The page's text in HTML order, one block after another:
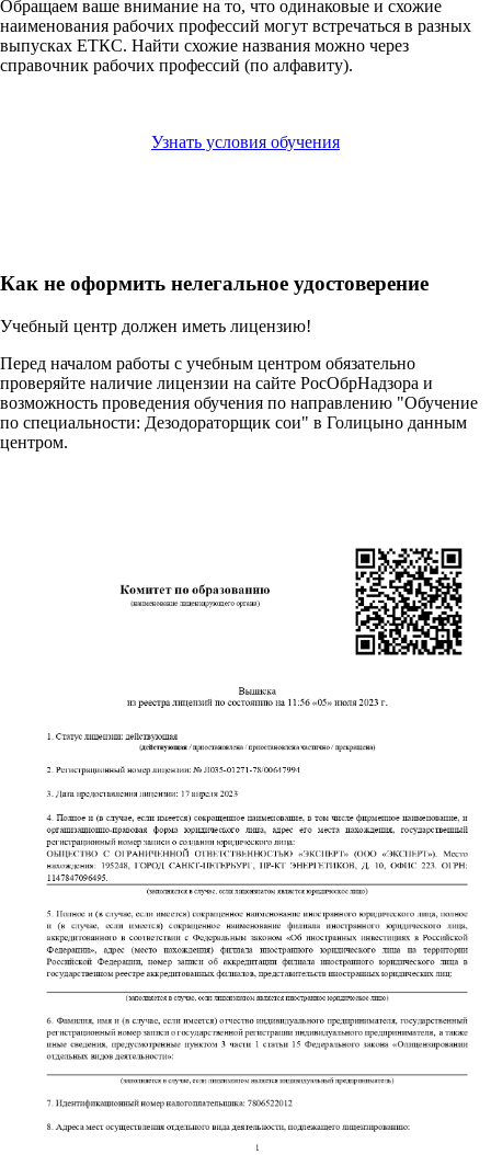
Обращаем ваше внимание на то, что одинаковые и схожие
наименования рабочих профессий могут встречаться в разных
выпусках ЕТКС. Найти схожие названия можно через
справочник рабочих профессий (по алфавиту).
Узнать условия обучения
Как не оформить нелегальное удостоверение
Учебный центр должен иметь лицензию!
Перед началом работы с учебным центром обязательно
проверяйте наличие лицензии на сайте РосОбрНадзора и
возможность проведения обучения по направлению "Обучение
по специальности: Дезодораторщик сои" в Голицыно данным
центром.